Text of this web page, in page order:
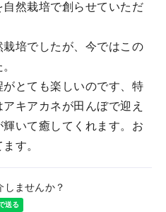
然栽培で創らせていただ
培でしたが、今ではこの
とても楽しいのです、特
キアカネが田んぼで迎え
いて癒してくれます。お
す。
しませんか？